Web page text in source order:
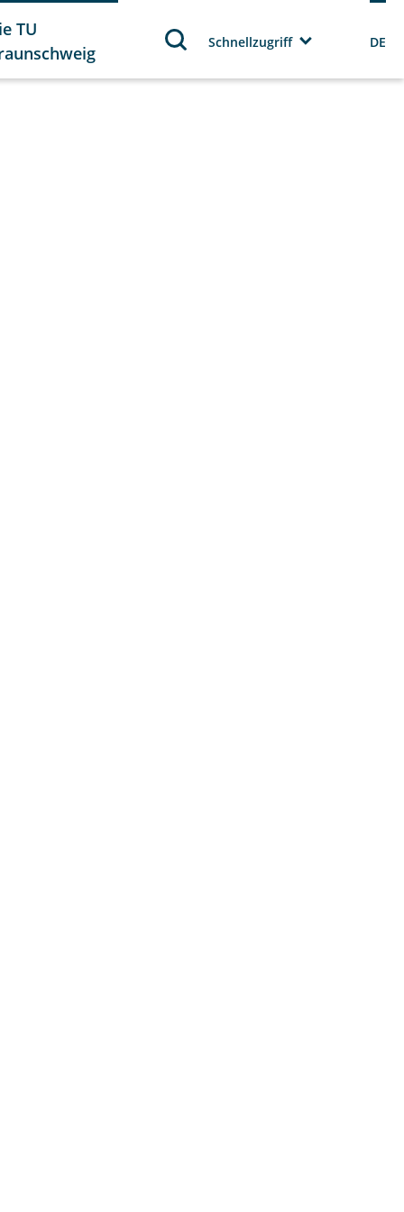
TU
Schnellzugriff DE